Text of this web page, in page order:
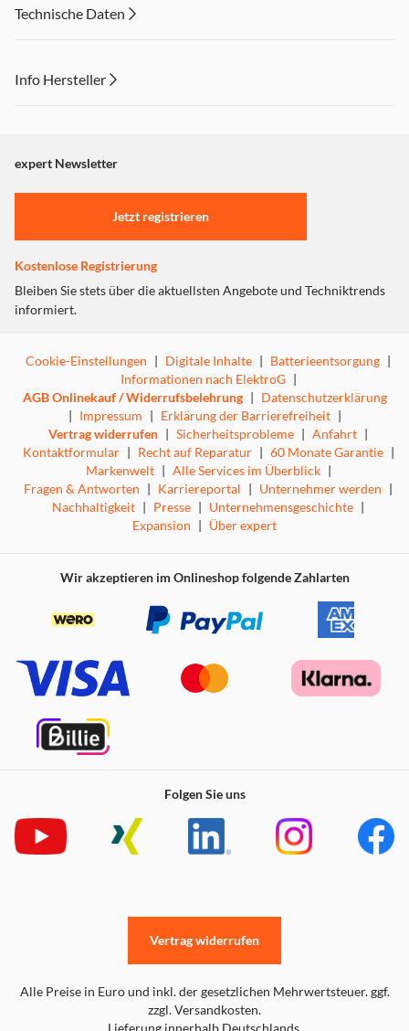
ganz einfach an ein Stativ befestigen. (Wir bieten dir
am Körper tragen zu können. Somit hast Du Deine Hände
Technische Daten
Info Hersteller
"Marketing".
Einstellungen anpassen
expert Newsletter
Jetzt registrieren
Kostenlose Registrierung
Bleiben Sie stets über die aktuellsten Angebote und Techniktrends
informiert.
Cookie-Einstellungen | Digitale Inhalte | Batterieentsorgung |
Informationen nach ElektroG |
AGB Onlinekauf / Widerrufsbelehrung | Datenschutzerklärung
| Impressum | Erklärung der Barrierefreiheit |
Vertrag widerrufen | Sicherheitsprobleme | Anfahrt |
Kontaktformular | Recht auf Reparatur | 60 Monate Garantie |
Markenwelt | Alle Services im Überblick |
Fragen & Antworten | Karriereportal | Unternehmer werden |
Nachhaltigkeit | Presse | Unternehmensgeschichte |
Expansion | Über expert
Wir akzeptieren im Onlineshop folgende Zahlarten
Folgen Sie uns
Alle Preise in Euro und inkl. der gesetzlichen Mehrwertsteuer. ggf.
zzgl. Versandkosten.
Lieferung innerhalb Deutschlands.
Vertrag widerrufen